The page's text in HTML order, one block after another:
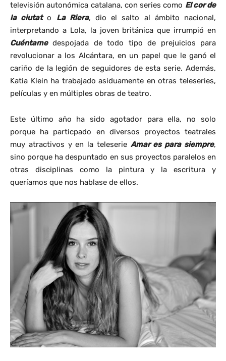
televisión autonómica catalana, con series como El cor de
la ciutato La Riera, dio el salto al ámbito nacional,
interpretando a Lola, la joven británica que irrumpió en
Cuéntame despojada de todo tipo de prejuicios para
revolucionar a los Alcántara, en un papel que le ganó el
cariño de la legión de seguidores de esta serie. Además,
Katia Klein ha trabajado asiduamente en otras teleseries,
películas y en múltiples obras de teatro.
Este último año ha sido agotador para ella, no solo
porque ha particpado en diversos proyectos teatrales
muy atractivos y en la teleserie Amar es para siempre,
sino porque ha despuntado en sus proyectos paralelos en
otras disciplinas como la pintura y la escritura y
queríamos que nos hablase de ellos.